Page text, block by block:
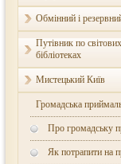
Обмінний і
Путівник по
бібліотеках
Мистецький Київ
Громадська
Про громадську
Як потрапити на